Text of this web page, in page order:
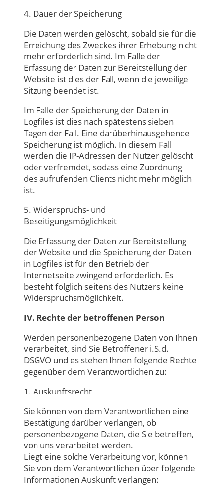
4. Dauer der Speicherung
Die Daten werden gelöscht, sobald sie für die
Erreichung des Zweckes ihrer Erhebung nicht
mehr erforderlich sind. Im Falle der
Erfassung der Daten zur Bereitstellung der
Website ist dies der Fall, wenn die jeweilige
Sitzung beendet ist.
Im Falle der Speicherung der Daten in
Logfiles ist dies nach spätestens sieben
Tagen der Fall. Eine darüberhinausgehende
Speicherung ist möglich. In diesem Fall
werden die IP-Adressen der Nutzer gelöscht
oder verfremdet, sodass eine Zuordnung
des aufrufenden Clients nicht mehr möglich
ist.
5. Widerspruchs- und
Beseitigungsmöglichkeit
Die Erfassung der Daten zur Bereitstellung
der Website und die Speicherung der Daten
in Logfiles ist für den Betrieb der
Internetseite zwingend erforderlich. Es
besteht folglich seitens des Nutzers keine
Widerspruchsmöglichkeit.
IV. Rechte der betroffenen Person
Werden personenbezogene Daten von Ihnen
verarbeitet, sind Sie Betroffener i.S.d.
DSGVO und es stehen Ihnen folgende Rechte
gegenüber dem Verantwortlichen zu:
1. Auskunftsrecht
Sie können von dem Verantwortlichen eine
Bestätigung darüber verlangen, ob
personenbezogene Daten, die Sie betreffen,
von uns verarbeitet werden.
Liegt eine solche Verarbeitung vor, können
Sie von dem Verantwortlichen über folgende
Informationen Auskunft verlangen: